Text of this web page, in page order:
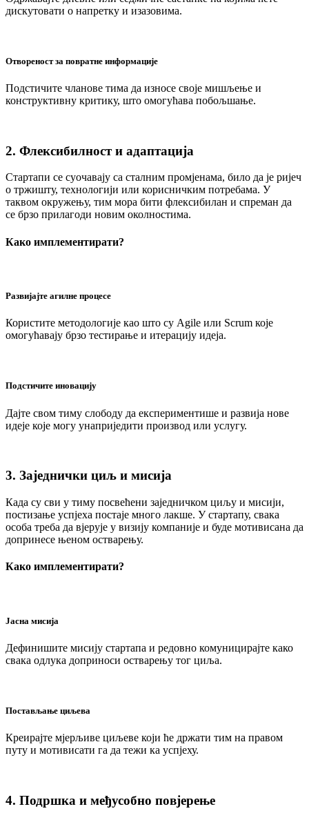
дискутовати о напретку и изазовима.
Отвореност за повратне информације
Подстичите чланове тима да износе своје мишљење и
конструктивну критику, што омогућава побољшање.
2. Флексибилност и адаптација
Стартапи се суочавају са сталним промјенама, било да је ријеч
о тржишту, технологији или корисничким потребама. У
таквом окружењу, тим мора бити флексибилан и спреман да
се брзо прилагоди новим околностима.
Како имплементирати?
Развијајте агилне процесе
Користите методологије као што су Agile или Scrum које
омогућавају брзо тестирање и итерацију идеја.
Подстичите иновацију
Дајте свом тиму слободу да експериментише и развија нове
идеје које могу унаприједити производ или услугу.
3. Заједнички циљ и мисија
Када су сви у тиму посвећени заједничком циљу и мисији,
постизање успјеха постаје много лакше. У стартапу, свака
особа треба да вјерује у визију компаније и буде мотивисана да
допринесе њеном остварењу.
Како имплементирати?
Јасна мисија
Дефинишите мисију стартапа и редовно комуницирајте како
свака одлука доприноси остварењу тог циља.
Постављање циљева
Креирајте мјерљиве циљеве који ће држати тим на правом
путу и мотивисати га да тежи ка успјеху.
4. Подршка и међусобно повјерење